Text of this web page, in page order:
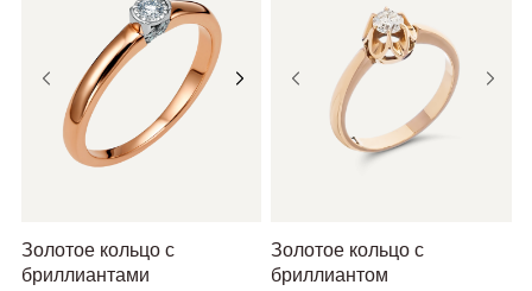
Золотое кольцо с
бриллиантами
Золотое кольцо с
бриллиантом